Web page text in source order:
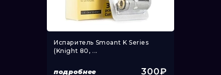
Испаритель Smoant K Series
(Knight 80, ...
подробнее 300₽